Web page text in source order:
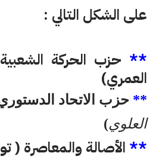
على الشكل التالي :
** حزب الحركة
العمري)
** حزب الاتحاد
العلوي)
** الأصالة والمعاصرة (